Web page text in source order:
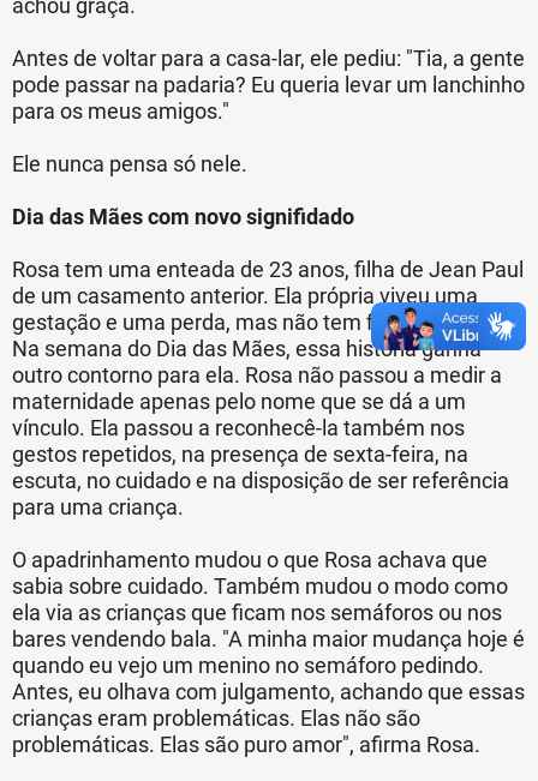
achou graça.
Antes de voltar para a casa-lar, ele pediu: "Tia, a gente
pode passar na padaria? Eu queria levar um lanchinho
para os meus amigos."
Ele nunca pensa só nele.
Dia das Mães com novo signifidado
Rosa tem uma enteada de 23 anos, filha de Jean Paul
de um casamento anterior. Ela própria viveu uma
gestação e uma perda, mas não tem filhos biológicos.
Na semana do Dia das Mães, essa história ganha
outro contorno para ela. Rosa não passou a medir a
maternidade apenas pelo nome que se dá a um
vínculo. Ela passou a reconhecê-la também nos
gestos repetidos, na presença de sexta-feira, na
escuta, no cuidado e na disposição de ser referência
para uma criança.
O apadrinhamento mudou o que Rosa achava que
sabia sobre cuidado. Também mudou o modo como
ela via as crianças que ficam nos semáforos ou nos
bares vendendo bala. "A minha maior mudança hoje é
quando eu vejo um menino no semáforo pedindo.
Antes, eu olhava com julgamento, achando que essas
crianças eram problemáticas. Elas não são
problemáticas. Elas são puro amor", afirma Rosa.